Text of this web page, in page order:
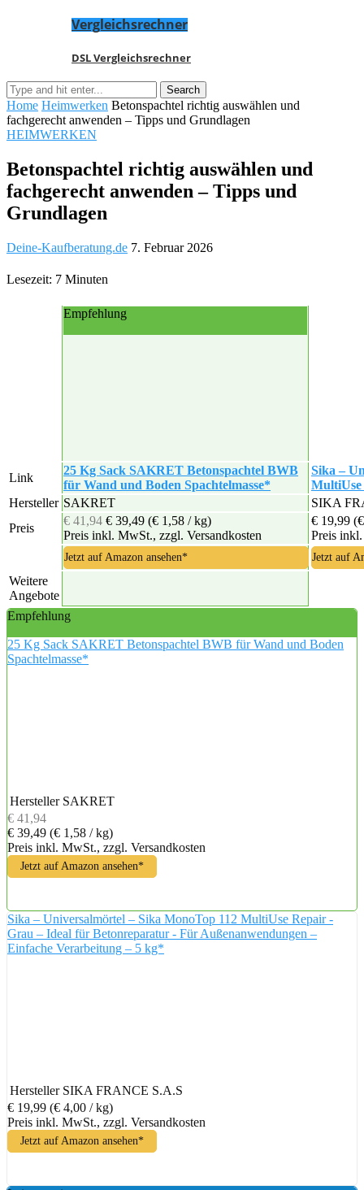
Vergleichsrechner
DSL Vergleichsrechner
Home Heimwerken Betonspachtel richtig auswählen und
fachgerecht anwenden – Tipps und Grundlagen
HEIMWERKEN
Betonspachtel richtig auswählen und
fachgerecht anwenden – Tipps und
Grundlagen
Deine-Kaufberatung.de 7. Februar 2026
Lesezeit: 7 Minuten
Empfehlung
Link
25 Kg Sack SAKRET Betonspachtel BWB
für Wand und Boden Spachtelmasse*
Sika –
Hersteller SAKRET
SIKA
Preis
€ 41,94 € 39,49 (€ 1,58 / kg)
Preis inkl. MwSt., zzgl. Versandkosten
€ 19,99
Preis
Jetzt auf Amazon ansehen* Jetzt auf
Weitere
Angebote
Empfehlung
25 Kg Sack SAKRET Betonspachtel BWB für Wand und Boden
Spachtelmasse*
Hersteller SAKRET
€ 41,94
€ 39,49 (€ 1,58 / kg)
Preis inkl. MwSt., zzgl. Versandkosten
Jetzt auf Amazon ansehen*
Sika – Universalmörtel – Sika MonoTop 112 MultiUse Repair -
Grau – Ideal für Betonreparatur - Für Außenanwendungen –
Einfache Verarbeitung – 5 kg*
Hersteller SIKA FRANCE S.A.S
€ 19,99 (€ 4,00 / kg)
Preis inkl. MwSt., zzgl. Versandkosten
Jetzt auf Amazon ansehen*